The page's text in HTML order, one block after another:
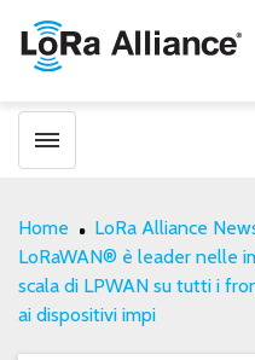
Toggle menubar
Home
LoRa Alliance
LoRaWAN® è leader nelle
scala di LPWAN su tutti i
ai dispositivi impi